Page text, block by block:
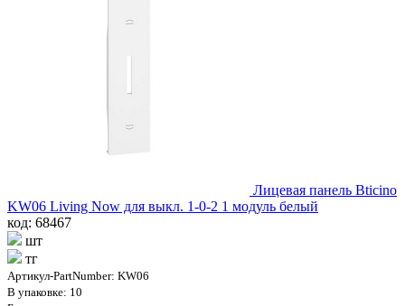
Лицевая панель Bticino
KW06 Living Now для выкл. 1-0-2 1 модуль белый
код: 68467
шт
тг
Артикул-PartNumber: KW06
В упаковке: 10